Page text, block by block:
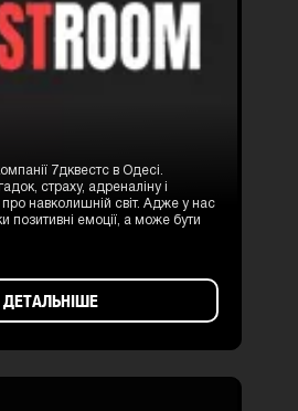
7дквестс в Одесі.
страху, адреналіну і
про навколишній світ. Адже у нас
позитивні емоції, а може бути
ДЕТАЛЬНІШЕ